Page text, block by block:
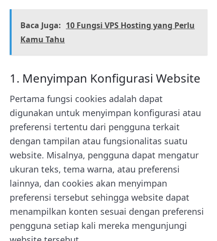
Baca Juga: 10 Fungsi VPS Hosting yang Perlu
Kamu Tahu
1. Menyimpan Konfigurasi Website
Pertama fungsi cookies adalah dapat
digunakan untuk menyimpan konfigurasi atau
preferensi tertentu dari pengguna terkait
dengan tampilan atau fungsionalitas suatu
website. Misalnya, pengguna dapat mengatur
ukuran teks, tema warna, atau preferensi
lainnya, dan cookies akan menyimpan
preferensi tersebut sehingga website dapat
menampilkan konten sesuai dengan preferensi
pengguna setiap kali mereka mengunjungi